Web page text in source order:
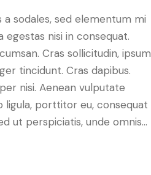
sodales, sed elementum mi
nisi in consequat.
Cras sollicitudin, ipsum
tincidunt. Cras dapibus.
nisi. Aenean vulputate
ligula, porttitor eu, consequat
ut perspiciatis, unde omnis…